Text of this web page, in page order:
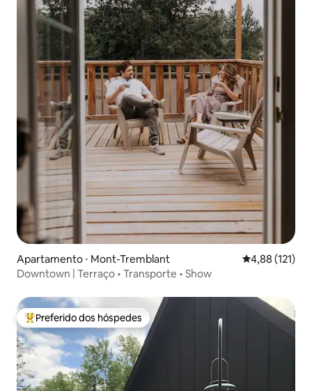
Apartamento ⋅ Mont-Tremblant 4,88 de uma
4,88 (121)
Downtown | Terraço • Transporte • Show
Entre os melhores preferidos dos hóspedes
Preferido dos hóspedes